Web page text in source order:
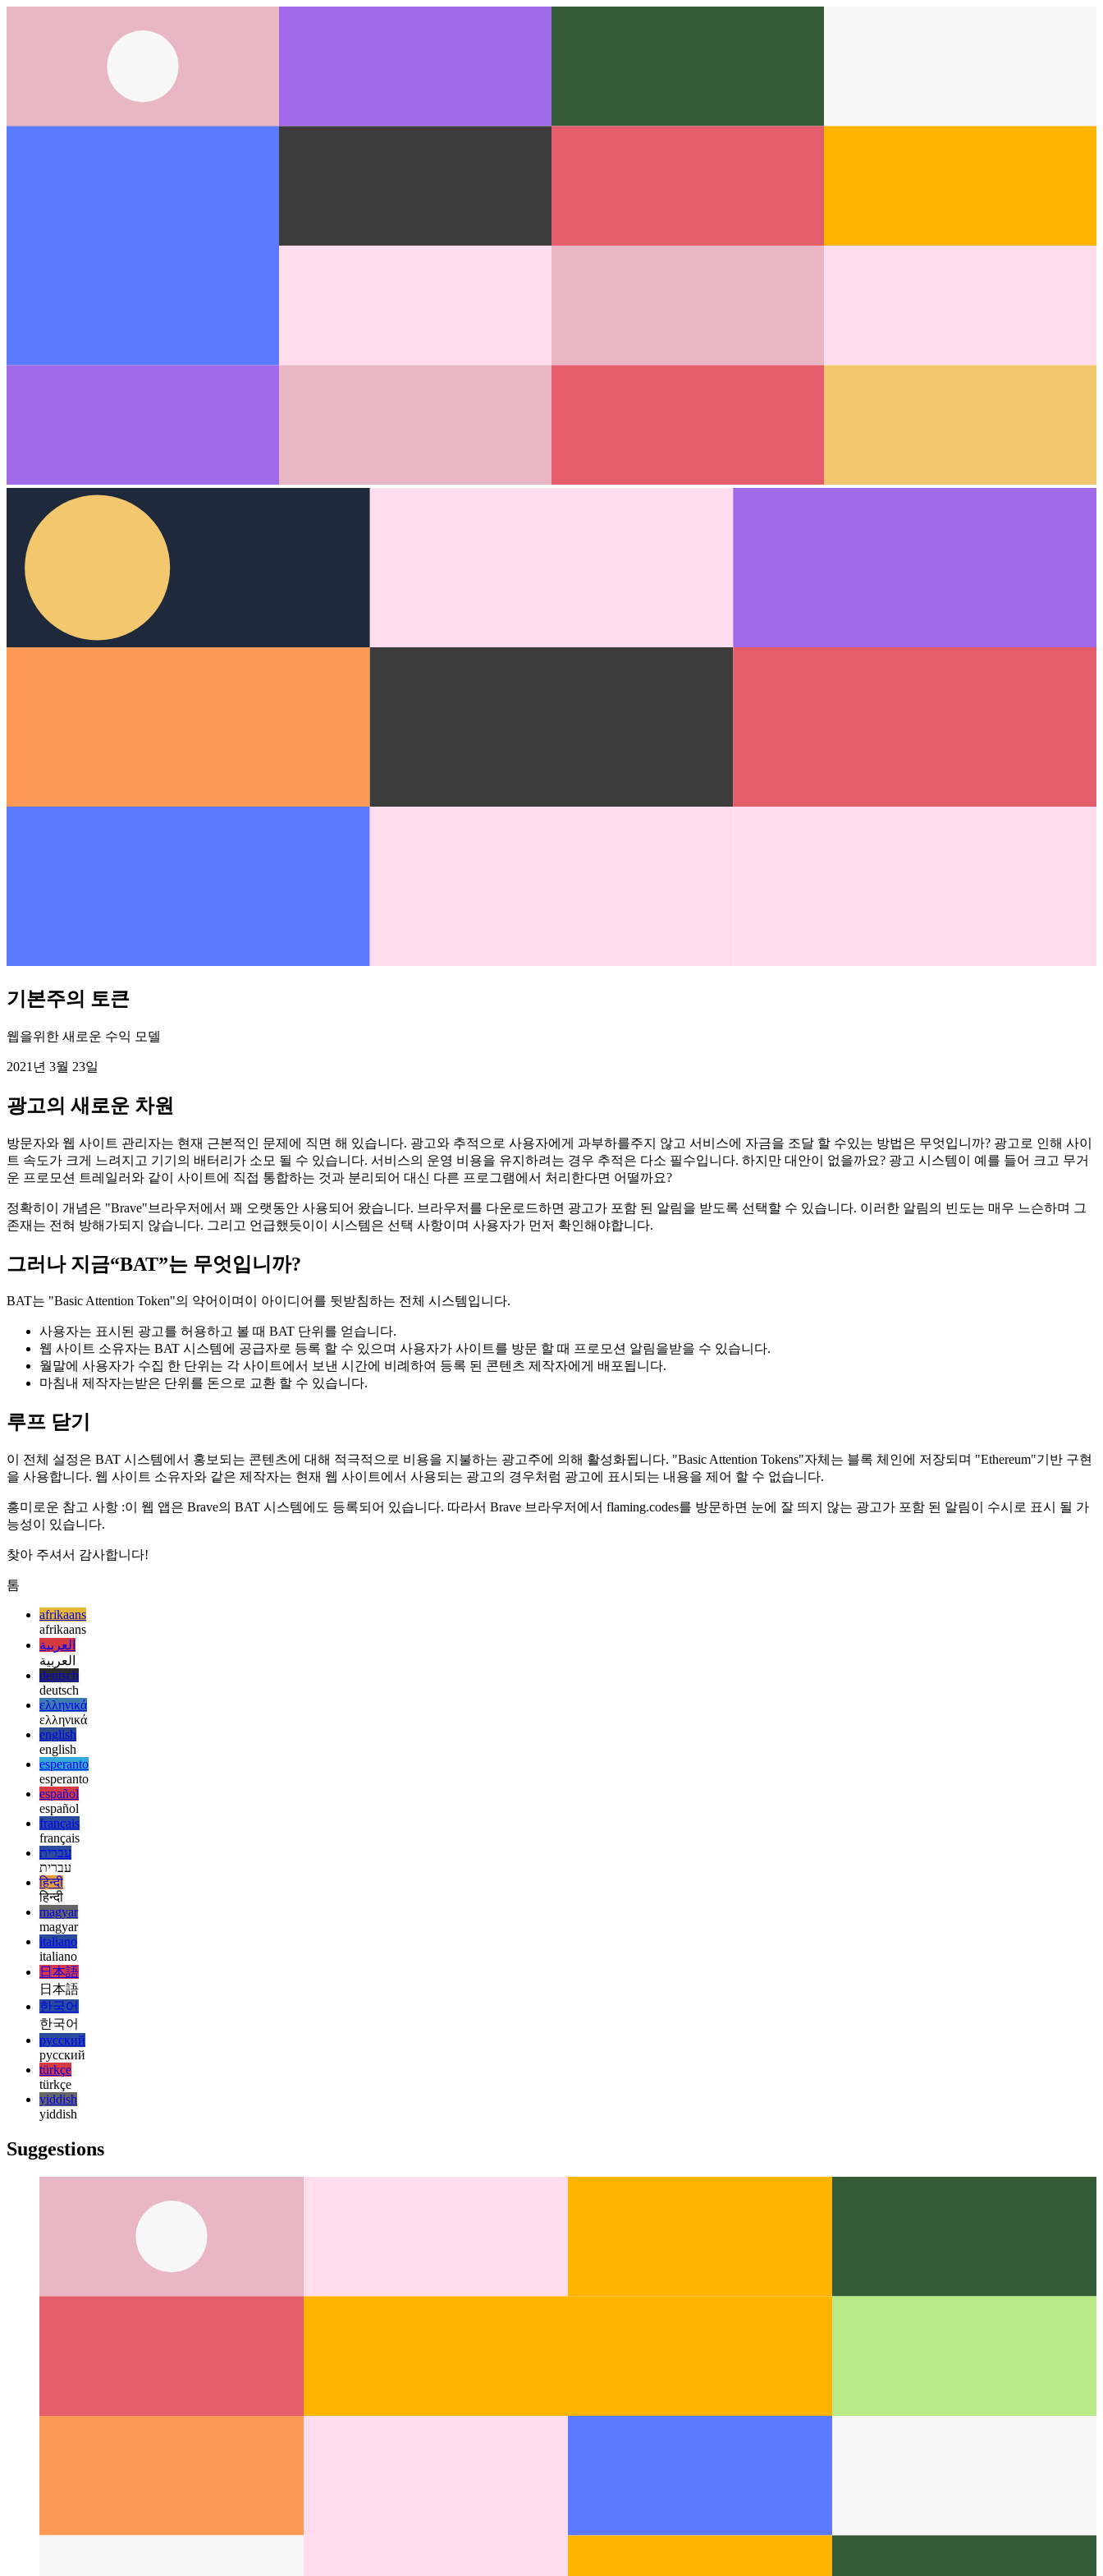
웹을위한 새로운 수익 모델
방문자와 웹 사이트 관리자는 현재 근본적인 문제에 직면 해 있습니다. 광고와 추적으로 사용자에게 과부하를주지 않고 서비스에 자금을 조달 할 수있는 방법은 무엇입니까? 광고로 인해 사이
트 속도가 크게 느려지고 기기의 배터리가 소모 될 수 있습니다. 서비스의 운영 비용을 유지하려는 경우 추적은 다소 필수입니다. 하지만 대안이 없을까요? 광고 시스템이 예를 들어 크고 무거
운 프로모션 트레일러와 같이 사이트에 직접 통합하는 것과 분리되어 대신 다른 프로그램에서 처리한다면 어떨까요?
정확히이 개념은 "Brave"브라우저에서 꽤 오랫동안 사용되어 왔습니다. 브라우저를 다운로드하면 광고가 포함 된 알림을 받도록 선택할 수 있습니다. 이러한 알림의 빈도는 매우 느슨하며 그
그러나 지금“BAT”는 무엇입니까?
BAT는 "Basic Attention Token"의 약어이며이 아이디어를 뒷받침하는 전체 시스템입니다.
사용자는 표시된 광고를 허용하고 볼 때 BAT 단위를 얻습니다.
웹 사이트 소유자는 BAT 시스템에 공급자로 등록 할 수 있으며 사용자가 사이트를 방문 할 때 프로모션 알림을받을 수 있습니다.
월말에 사용자가 수집 한 단위는 각 사이트에서 보낸 시간에 비례하여 등록 된 콘텐츠 제작자에게 배포됩니다.
마침내 제작자는받은 단위를 돈으로 교환 할 수 있습니다.
루프 닫기
이 전체 설정은 BAT 시스템에서 홍보되는 콘텐츠에 대해 적극적으로 비용을 지불하는 광고주에 의해 활성화됩니다. "Basic Attention Tokens"자체는 블록 체인에 저장되며 "Ethereum"기반 구현
을 사용합니다. 웹 사이트 소유자와 같은 제작자는 현재 웹 사이트에서 사용되는 광고의 경우처럼 광고에 표시되는 내용을 제어 할 수 없습니다.
흥미로운 참고 사항 :이 웹 앱은 Brave의 BAT 시스템에도 등록되어 있습니다. 따라서 Brave 브라우저에서 flaming.codes를 방문하면 눈에 잘 띄지 않는 광고가 포함 된 알림이 수시로 표시 될 가
능성이 있습니다.
찾아 주셔서 감사합니다!
afrikaans
afrikaans
العربية
العربية
deutsch
deutsch
ελληνικά
ελληνικά
english
english
esperanto
esperanto
español
español
français
français
עברית
עברית
हिन्दी
हिन्दी
magyar
magyar
italiano
italiano
日本語
日本語
한국어
한국어
русский
русский
türkçe
türkçe
yiddish
yiddish
Suggestions